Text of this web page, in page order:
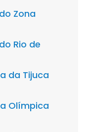
Zona
Rio de
da Tijuca
Olímpica